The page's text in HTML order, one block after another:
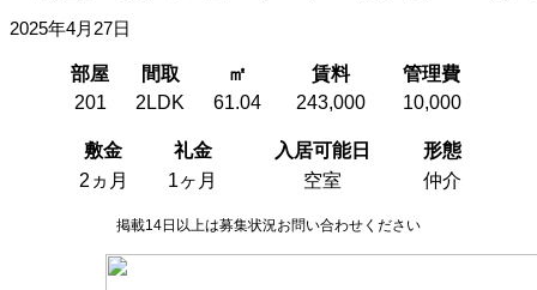
2025年4月27日
部屋 間取 ㎡ 賃料
管理費
201
2LDK 61.04 243,000 10,000
敷金 礼金 入居可能日
形態
2ヵ月
1ヶ月 空室 仲介
掲載14日以上は募集状況お問い合わせください